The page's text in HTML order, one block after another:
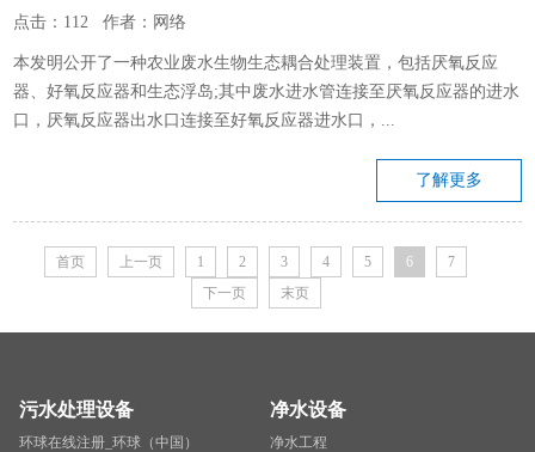
点击：112 作者：网络
本发明公开了一种农业废水生物生态耦合处理装置，包括厌氧反应
器、好氧反应器和生态浮岛;其中废水进水管连接至厌氧反应器的进水
口，厌氧反应器出水口连接至好氧反应器进水口，...
了解更多
首页 上一页 1 2 3 4 5 6
7
下一页
末页
污水处理设备
环球在线注册_环球（中国）
净水设备
净水工程